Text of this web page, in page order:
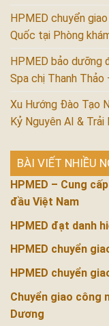
HPMED chuyển
Quốc tại Phòng
HPMED bảo dưỡng
Spa chị Thanh Thảo
Xu Hướng Đào Tạo
Kỷ Nguyên AI &
BÀI VIẾT NHIỀU
HPMED – Cung
đầu Việt Nam
HPMED đạt danh
HPMED chuyển
HPMED chuyển
Chuyển giao công
Dương